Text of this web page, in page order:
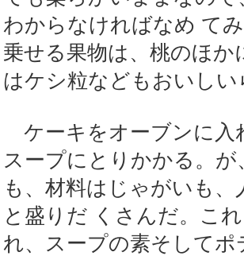
わからなければなめ て
乗せる果物は、桃のほ
はケシ粒などもおいしい
ケーキをオーブンに入
スープにとりかかる。
も、材料はじゃがいも
と盛りだ くさんだ。こ
れ、スープの素そして